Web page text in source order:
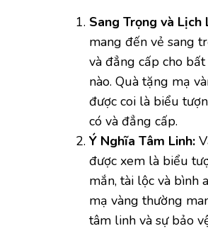
Sang Trọng và Lịch
mang đến vẻ sang
và đẳng cấp cho
nào. Quà tặng mạ
được coi là biểu
có và đẳng cấp.
Ý Nghĩa Tâm Linh:
được xem là biểu
mắn, tài lộc và bình
mạ vàng thường
tâm linh và sự bảo